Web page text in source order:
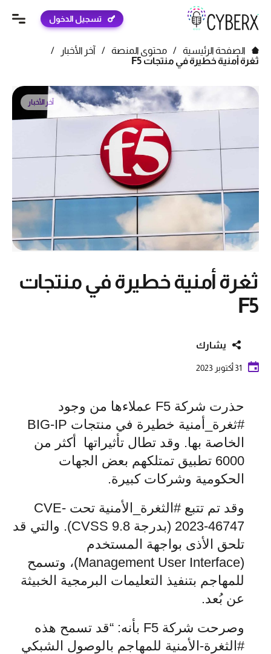
تسجيل الدخول
الصفحة الرئيسية / محتوى المنصة / آخر الأخبار
/
ثغرة أمنية خطيرة في منتجات F5
آخر الأخبار
ثغرة أمنية خطيرة في منتجات
F5
يشارك
31 أكتوبر 2023
حذرت شركة F5 عملاءها من وجود
#ثغرة_أمنية خطيرة في منتجات BIG-IP
الخاصة بها. وقد تطال تأثيراتها أكثر من
6000 تطبيق تمتلكهم بعض الجهات
الحكومية وشركات كبيرة.
وقد تم تتبع #الثغرة_الأمنية تحت CVE-
2023-46747 (بدرجة CVSS 9.8). والتي قد
تلحق الأذى بواجهة المستخدم
(Management User Interface)، وتسمح
للمهاجم بتنفيذ التعليمات البرمجية الخبيثة
عن بُعد.
وصرحت شركة F5 بأنه: “قد تسمح هذه
#الثغرة-الأمنية للمهاجم بالوصول الشبكي